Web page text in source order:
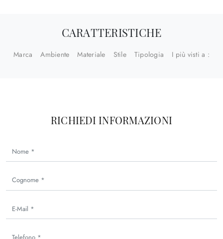
CARATTERISTICHE
Marca Ambiente Materiale Stile Tipologia I più visti a :
RICHIEDI INFORMAZIONI